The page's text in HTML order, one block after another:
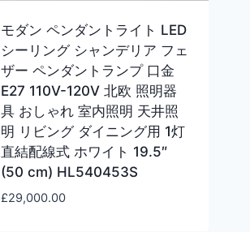
モダン ペンダントライト LED
シーリング シャンデリア フェ
ザー ペンダントランプ 口金
E27 110V-120V 北欧 照明器
具 おしゃれ 室内照明 天井照
明 リビング ダイニング用 1灯
直結配線式 ホワイト 19.5″
(50 cm) HL540453S
£29,000.00